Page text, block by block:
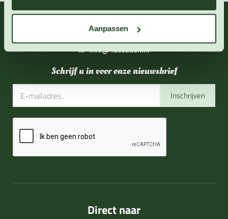
Aanpassen
06 - 46 63 38 39 (ma - vr 10-17 uur)
info@123zaden.nl
Schrijf u in voor onze nieuwsbrief
Inschrijven
Direct naar